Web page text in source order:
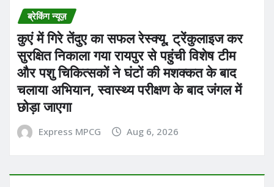
ब्रेकिंग न्यूज़
कुएं में गिरे तेंदुए का सफल रेस्क्यू, ट्रेंकुलाइज कर
सुरक्षित निकाला गया रायपुर से पहुंची विशेष टीम
और पशु चिकित्सकों ने घंटों की मशक्कत के बाद
चलाया अभियान, स्वास्थ्य परीक्षण के बाद जंगल में
छोड़ा जाएगा
Express MPCG Aug 6, 2026